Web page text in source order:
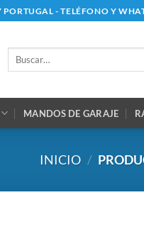
- TELÉFONO Y
Buscar
MANDOS DE GARAJE
INICIO /